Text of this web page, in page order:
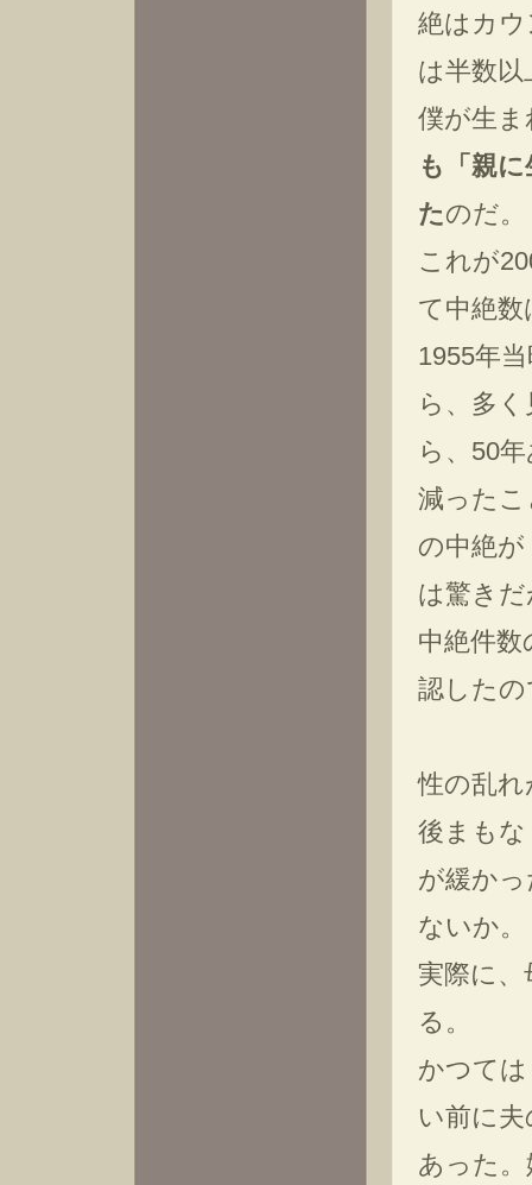
絶はカ
は半数
僕が生ま
も「親
たのだ。
これが
て中絶数
1955年
ら、多
ら、50
減った
の中絶
は驚き
中絶件
認した
性の乱
後まも
が緩か
ないか。
実際に
る。
かつて
い前に
あった